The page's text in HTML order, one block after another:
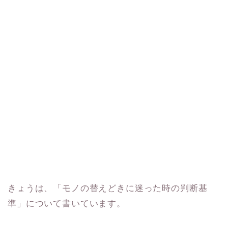
きょうは、「モノの替えどきに迷った時の判断基
準」について書いています。